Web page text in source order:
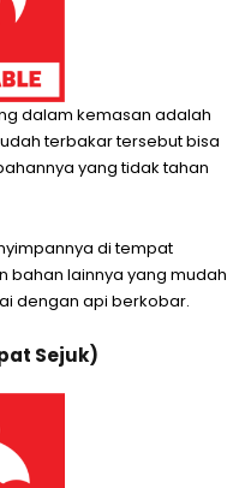
dalam kemasan adalah
terbakar tersebut bisa
yang tidak tahan
di tempat
bahan lainnya yang mudah
dengan api berkobar.
Sejuk)